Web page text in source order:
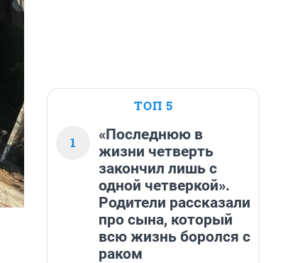
ТОП 5
1
«Последнюю в
жизни четверть
закончил лишь с
одной четверкой».
Родители рассказали
про сына, который
всю жизнь боролся с
раком